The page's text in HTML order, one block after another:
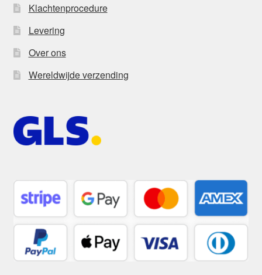
Klachtenprocedure
Levering
Over ons
Wereldwijde verzending